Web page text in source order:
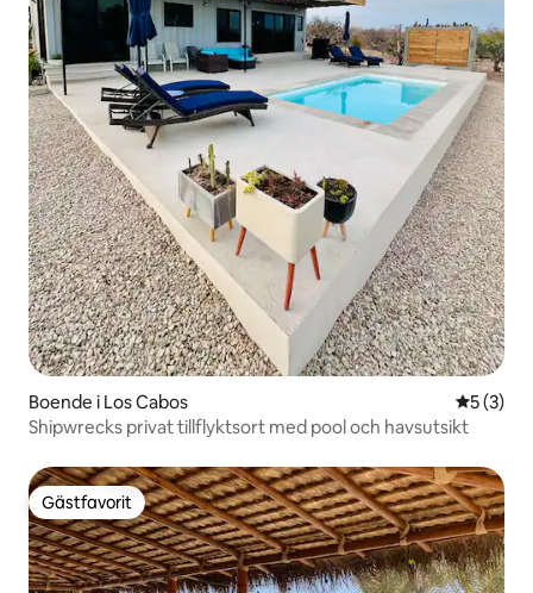
Boende i Los Cabos 5 av 5 i
5 (3)
Shipwrecks privat tillflyktsort med pool och havsutsikt
Gästfavorit
Gästfavorit